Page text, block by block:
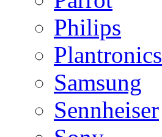
Philips
Plantronics
Samsung
Sennheiser